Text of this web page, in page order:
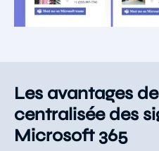
Les avantages
centralisée des
Microsoft 365